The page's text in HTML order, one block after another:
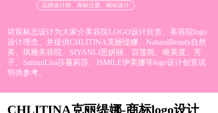
品牌设计师、商标注册、网站设计
诗宸标志设计为大家介美容院LOGO设计欣赏、美容院logo
设计理念、并提供CHLITINA克丽缇娜、NaturalBeauty自然
美、琪雅美容院、SIYANLI思妍丽、百莲凯、唯美度、芳
子、SamunLisa莎蔓莉莎、ISMILE伊美娜等logo设计创意说
明供参考。
CHLITINA克丽缇娜-商标logo设计